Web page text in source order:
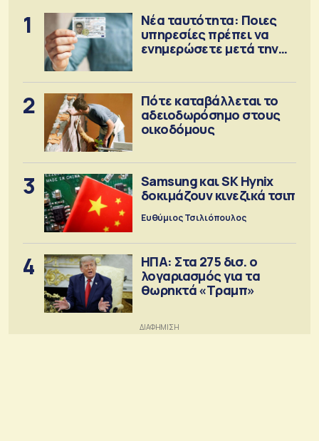
1
Νέα ταυτότητα: Ποιες
υπηρεσίες πρέπει να
ενημερώσετε μετά την
2
Πότε καταβάλλεται το
αδειοδωρόσημο στους
οικοδόμους
3
Samsung και SK Hynix
δοκιμάζουν κινεζικά τσιπ
Ευθύμιος Τσιλιόπουλος
4
ΗΠΑ: Στα 275 δισ. ο
λογαριασμός για τα
θωρηκτά «Τραμπ»